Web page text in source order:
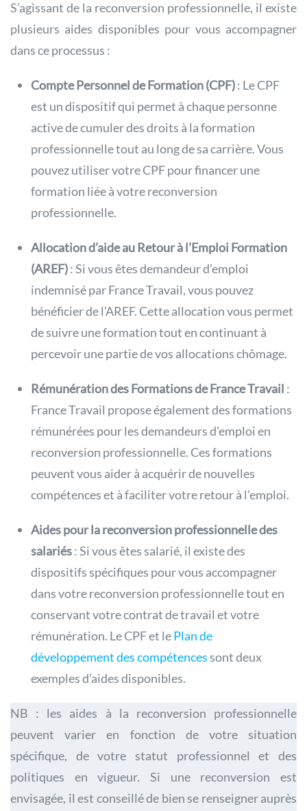
S’agissant de la reconversion professionnelle, il existe
plusieurs aides disponibles pour vous accompagner
dans ce processus :
Compte Personnel de Formation (CPF): Le CPF
est un dispositif qui permet à chaque personne
active de cumuler des droits à la formation
professionnelle tout au long de sa carrière. Vous
pouvez utiliser votre CPF pour financer une
formation liée à votre reconversion
professionnelle.
Allocation d’aide au Retour à l’Emploi Formation
(AREF): Si vous êtes demandeur d’emploi
indemnisé par France Travail, vous pouvez
bénéficier de l’AREF. Cette allocation vous permet
de suivre une formation tout en continuant à
percevoir une partie de vos allocations chômage.
Rémunération des Formations de France Travail :
France Travail propose également des formations
rémunérées pour les demandeurs d’emploi en
reconversion professionnelle. Ces formations
peuvent vous aider à acquérir de nouvelles
compétences et à faciliter votre retour à l’emploi.
Aides pour la reconversion professionnelle des
salariés: Si vous êtes salarié, il existe des
dispositifs spécifiques pour vous accompagner
dans votre reconversion professionnelle tout en
conservant votre contrat de travail et votre
rémunération. Le CPF et lePlan de
développement des compétencessont deux
exemples d’aides disponibles.
NB : les aides à la reconversion professionnelle
peuvent varier en fonction de votre situation
spécifique, de votre statut professionnel et des
politiques en vigueur. Si une reconversion est
envisagée, il est conseillé de bien se renseigner auprès